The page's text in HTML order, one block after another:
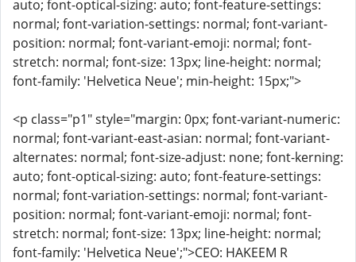
auto; font-optical-sizing: auto; font-feature-settings:
normal; font-variation-settings: normal; font-variant-
position: normal; font-variant-emoji: normal; font-
stretch: normal; font-size: 13px; line-height: normal;
font-family: 'Helvetica Neue'; min-height: 15px;">
<p class="p1" style="margin: 0px; font-variant-numeric:
normal; font-variant-east-asian: normal; font-variant-
alternates: normal; font-size-adjust: none; font-kerning:
auto; font-optical-sizing: auto; font-feature-settings:
normal; font-variation-settings: normal; font-variant-
position: normal; font-variant-emoji: normal; font-
stretch: normal; font-size: 13px; line-height: normal;
font-family: 'Helvetica Neue';">CEO: HAKEEM R